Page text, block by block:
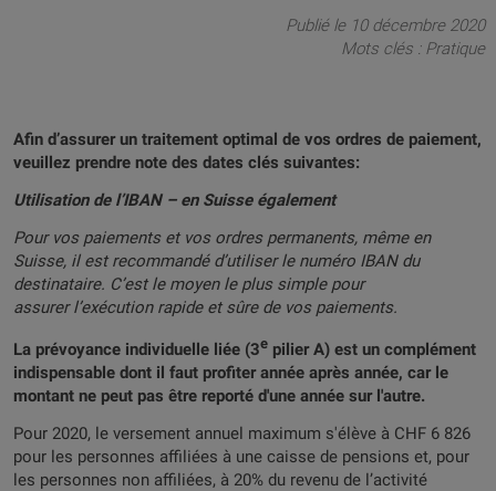
Publié le 10 décembre 2020
Mots clés : Pratique
Afin d’assurer un traitement optimal de vos ordres de paiement,
veuillez prendre note des dates clés suivantes:
Utilisation de l’IBAN – en Suisse également
Pour vos paiements et vos ordres permanents, même en
Suisse, il est recommandé d’utiliser le numéro IBAN du
destinataire. C’est le moyen le plus simple pour
assurer l’exécution rapide et sûre de vos paiements.
La prévoyance individuelle liée (3e pilier A) est un complément
indispensable dont il faut profiter année après année, car le
montant ne peut pas être reporté d'une année sur l'autre.
Pour 2020, le versement annuel maximum s'élève à CHF 6 826
pour les personnes affiliées à une caisse de pensions et, pour
les personnes non affiliées, à 20% du revenu de l’activité